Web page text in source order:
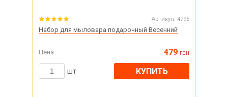
Артикул: 4795
Набор для мыловара подарочный Весенний
Цена 479 грн
шт КУПИТЬ